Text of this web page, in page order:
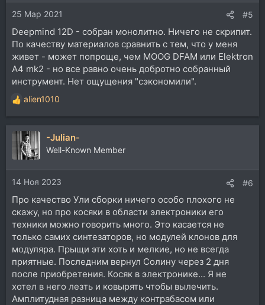
и
:25 Мар 2021 #5
Deepmind 12D - собран монолитно. Ничего не скрипит.
По качеству материалов cравнить с тем, что у меня
живет - может попроще, чем MOOG DFAM или Elektron
A4 mk2 - но все равно очень добротно собранный
инструмент. Нет ощущения "сэкономили".
Р
е
а
и
и
:
alien1010
-Julian-
Well-Known Member
14 Ноя 2023 #6
Про качество Ули сборки ничего особо плохого не
скажу, но про косяки в области электроники его
техники можно говорить много. Это касается не
только самих синтезаторов, но модулей клонов для
модуляра. Прыщи эти хоть и мелкие, но не всегда
приятные. Последним вернул Солину через 2 дня
после приобретения. Косяк в электронике... Я не
хотел в него лезть и ковырять чтобы вылечить.
Амплитудная разница между контрабасом или